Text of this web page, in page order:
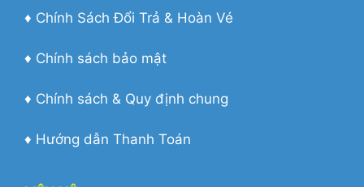
♦ Chính Sách Đổi Trả & Hoàn Vé
♦ Chính sách bảo mật
♦ Chính sách & Quy định chung
♦ Hướng dẫn Thanh Toán